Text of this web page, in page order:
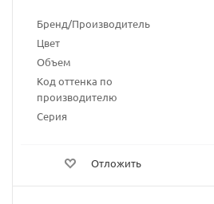
Бренд/Производитель
Цвет
Объем
Код оттенка по
производителю
Серия
Отложить